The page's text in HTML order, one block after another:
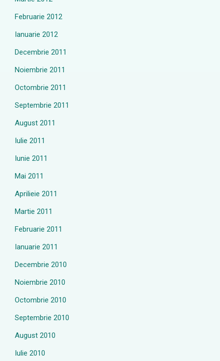
Februarie 2012
Ianuarie 2012
Decembrie 2011
Noiembrie 2011
Octombrie 2011
Septembrie 2011
August 2011
Iulie 2011
Iunie 2011
Mai 2011
Aprilieie 2011
Martie 2011
Februarie 2011
Ianuarie 2011
Decembrie 2010
Noiembrie 2010
Octombrie 2010
Septembrie 2010
August 2010
Iulie 2010